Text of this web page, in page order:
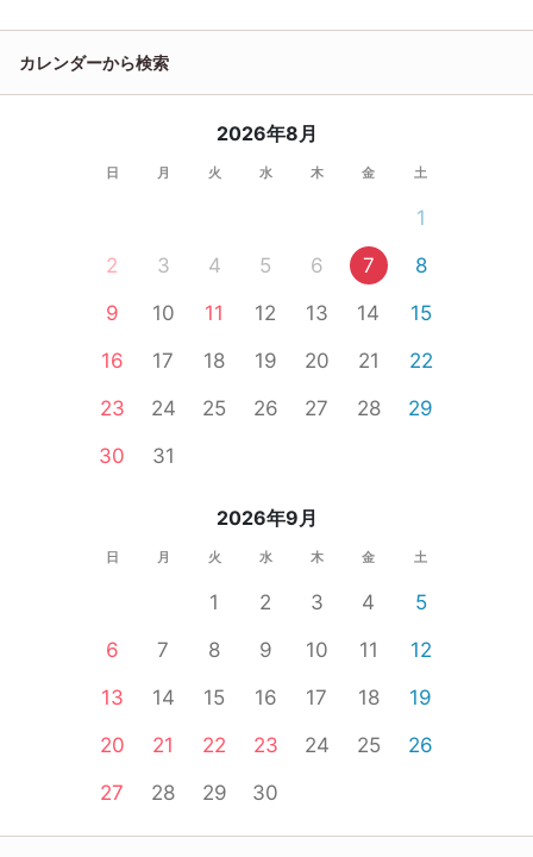
カレンダーから検索
2026年8月
日 月 火 水 木 金 土
1
2
3 4 5 6 7
8
9
10 11 12 13 14
15
16
17 18 19 20 21
22
23
24 25 26 27 28
29
30
31
2026年9月
日 月 火 水 木 金 土
1 2 3 4
5
6
7 8 9 10 11
12
13
14 15 16 17 18
19
20
21 22 23 24 25
26
27
28 29 30